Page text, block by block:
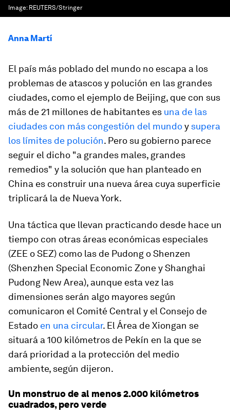
Image: REUTERS/Stringer
Anna Martí
El país más poblado del mundo no escapa a los
problemas de atascos y polución en las grandes
ciudades, como el ejemplo de Beijing, que con sus
más de 21 millones de habitantes es una de las
ciudades con más congestión del mundoy supera
los límites de polución. Pero su gobierno parece
seguir el dicho "a grandes males, grandes
remedios" y la solución que han planteado en
China es construir una nueva área cuya superficie
triplicará la de Nueva York.
Una táctica que llevan practicando desde hace un
tiempo con otras áreas económicas especiales
(ZEE o SEZ) como las de Pudong o Shenzen
(Shenzhen Special Economic Zone y Shanghai
Pudong New Area), aunque esta vez las
dimensiones serán algo mayores según
comunicaron el Comité Central y el Consejo de
Estado en una circular. El Área de Xiongan se
situará a 100 kilómetros de Pekín en la que se
dará prioridad a la protección del medio
ambiente, según dijeron.
Un monstruo de al menos 2.000 kilómetros
cuadrados, pero verde